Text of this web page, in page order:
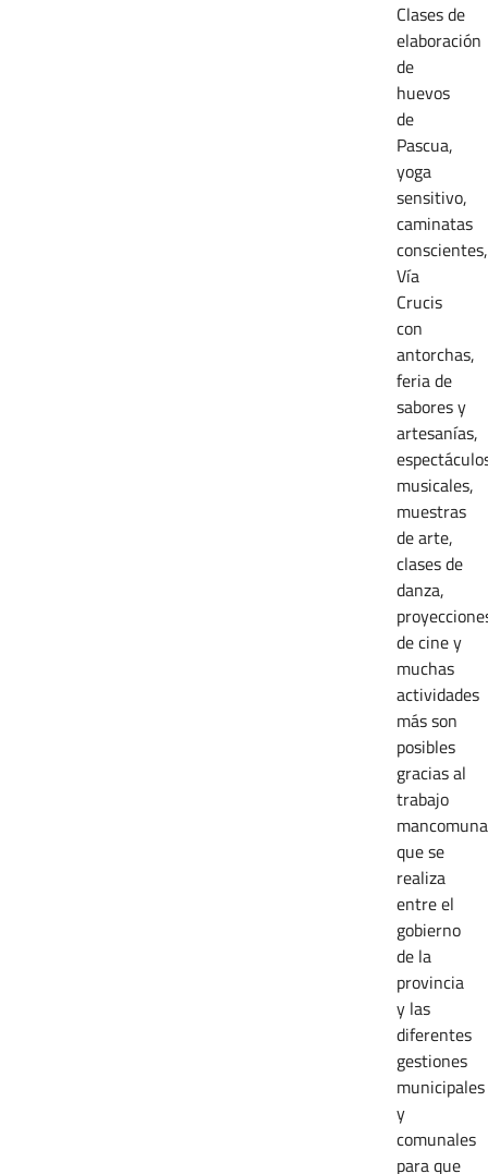
Clases de
elaboración
de
huevos
de
Pascua,
yoga
sensitivo,
caminatas
conscientes,
Vía
Crucis
con
antorchas,
feria de
sabores y
artesanías,
musicales,
muestras
de arte,
clases de
danza,
de cine y
muchas
actividades
más son
posibles
gracias al
trabajo
que se
realiza
entre el
gobierno
de la
provincia
y las
diferentes
gestiones
municipales
y
comunales
para que